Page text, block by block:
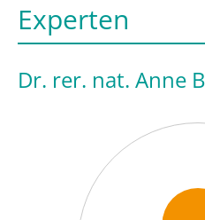
Experten
Dr. rer. nat. Anne